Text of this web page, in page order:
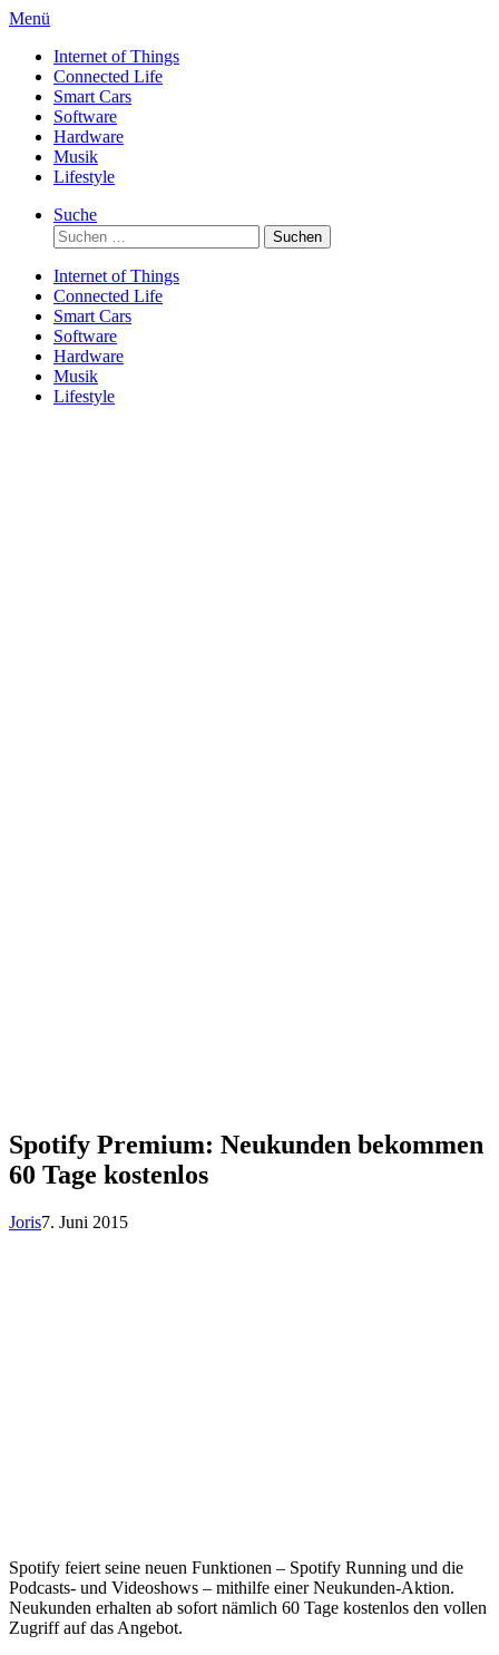
Direkt
Inhalt
Menü
Internet of Things
Connected Life
Smart Cars
Software
Hardware
Musik
Lifestyle
Suche
Suchen
nach:
Internet of Things
Connected Life
Smart Cars
Software
Hardware
Musik
Lifestyle
Spotify Premium: Neukunden bekommen
60 Tage kostenlos
Joris7. Juni 2015
Spotify feiert seine neuen Funktionen – Spotify Running und die
Podcasts- und Videoshows – mithilfe einer Neukunden-Aktion.
Neukunden erhalten ab sofort nämlich 60 Tage kostenlos den vollen
Zugriff auf das Angebot.